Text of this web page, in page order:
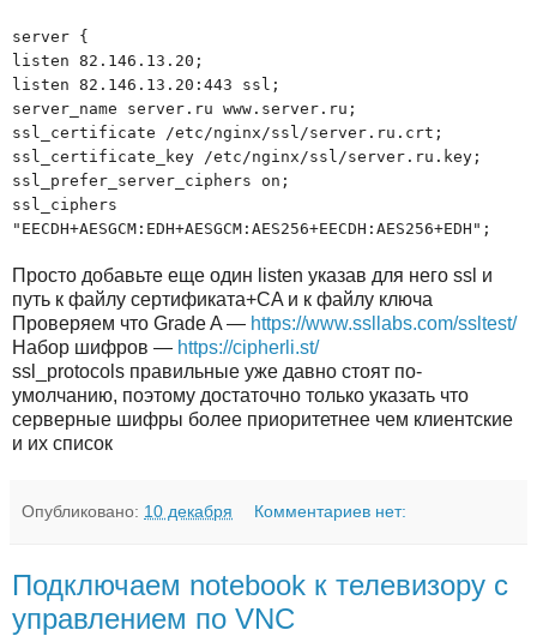
server {
listen 82.146.13.20;
listen 82.146.13.20:443 ssl;
server_name server.ru www.server.ru;
ssl_certificate /etc/nginx/ssl/server.ru.crt;
ssl_certificate_key /etc/nginx/ssl/server.ru.key;
ssl_prefer_server_ciphers on;
ssl_ciphers
"EECDH+AESGCM:EDH+AESGCM:AES256+EECDH:AES256+EDH";
Просто добавьте еще один listen указав для него ssl и
путь к файлу сертификата+CA и к файлу ключа
Проверяем что Grade A — https://www.ssllabs.com/ssltest/
Набор шифров — https://cipherli.st/
ssl_protocols правильные уже давно стоят по-
умолчанию, поэтому достаточно только указать что
серверные шифры более приоритетнее чем клиентские
и их список
Опубликовано: 10 декабря Комментариев нет:
Подключаем notebook к телевизору с
управлением по VNC